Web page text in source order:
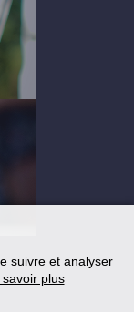
suivre et analyser
plus